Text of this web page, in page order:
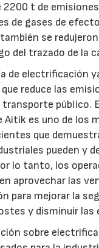
2200 t de
de gases de efecto
se
del trazado de la
de electrificación
reduce las
transporte público.
Aitik es uno de los
que
pueden y
lo tanto, los
aprovechar las
para mejorar la
y disminuir las
sobre